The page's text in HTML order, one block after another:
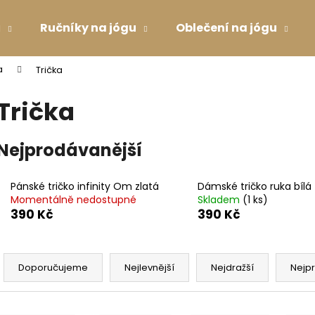
Ručníky na jógu Oblečení na jógu
Trička
Pánské tričko infinity Om zlatá
Momentálně nedostupné
390 Kč
Dámské tričko ruka bílá
Skladem (1 ks)
390 Kč
Ř
Doporučujeme Nejlevnější Nejdražší
Co potřebujete najít?
Doporučujeme